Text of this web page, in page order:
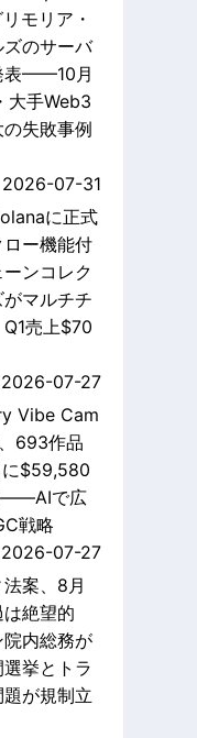
モリア・
のサーバ
表——10月
大手Web3
失敗事例
2026-07-31
に正式
ー機能付
ンコレク
マルチチ
売上$70
2026-07-27
Vibe Cam
693作品
$59,580
——AIで広
戦略
2026-07-27
案、8月
絶望的
内総務が
挙とトラ
が規制立